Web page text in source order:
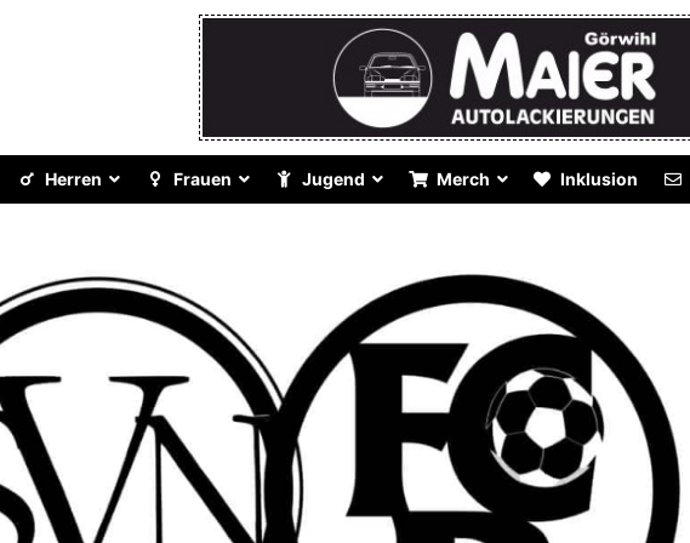
Herren Frauen Jugend Merch Inklusion